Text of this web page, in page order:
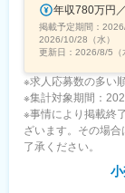
掲載予定期間：
2026/10/28（水）
更新日： 2026/8/5（
※求人応募数の多い
※集計対象期間：
※事情により掲載終
ざいます。その場
了承ください。